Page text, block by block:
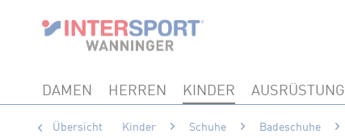
DAMEN HERREN KINDER AUSRÜSTUNG
Übersicht Kinder Schuhe Badeschuhe